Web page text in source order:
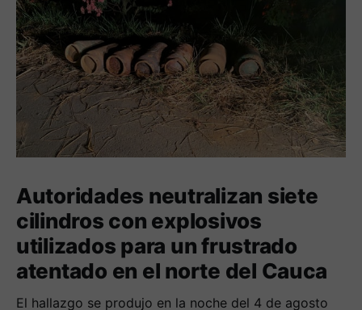
Autoridades neutralizan siete
cilindros con explosivos
utilizados para un frustrado
atentado en el norte del Cauca
El hallazgo se produjo en la noche del 4 de agosto